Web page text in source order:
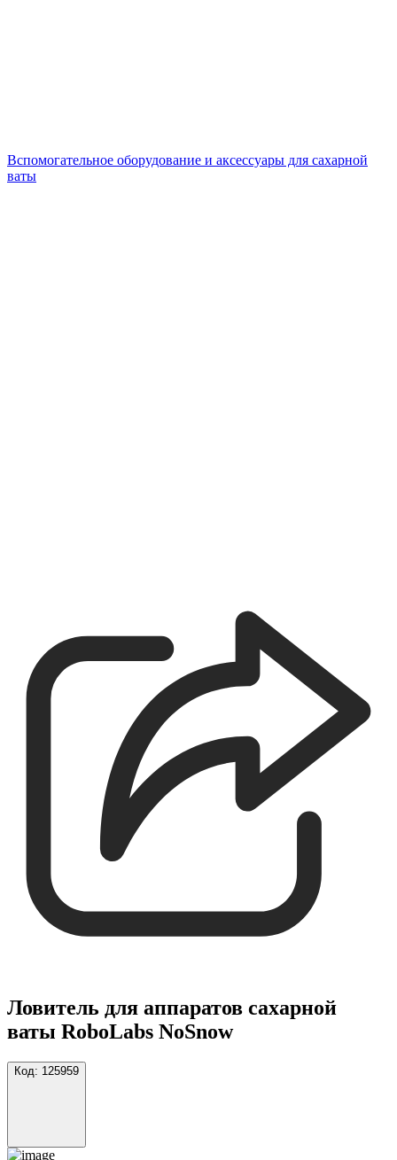
Вспомогательное оборудование и аксессуары для сахарной
ваты
Ловитель для аппаратов сахарной
ваты RoboLabs NoSnow
Код: 125959